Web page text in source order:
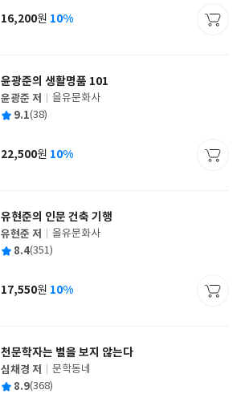
사
가
16,200원 10%
윤광준의 생활명품 101
글
쓴
윤광준 저
출
사
을유문화사
평 9.1(38)
가
22,500원 10%
유현준의 인문 건축 기행
글
쓴
유현준 저
출
사
을유문화사
평 8.4(351)
가
17,550원 10%
천문학자는 별을 보지 않는다
글
쓴
심채경 저
출
문학동네
평 8.9(368)